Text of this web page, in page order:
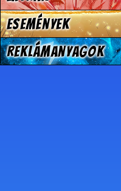
Események
Reklámanyagok